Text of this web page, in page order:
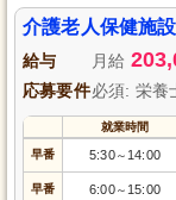
介護老人保健施
給与 月給
応募要件必須: 栄養
就業時間
早番 5:30～ 14:00
早番 6:00～ 15:00